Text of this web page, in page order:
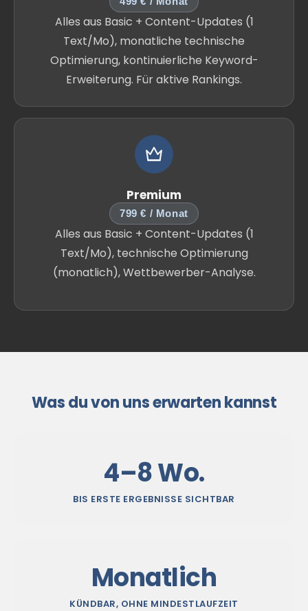
Alles aus Basic + Content-Updates (1
Text/Mo), monatliche technische
Optimierung, kontinuierliche Keyword-
Erweiterung. Für aktive Rankings.
Premium
799 € / Monat
Alles aus Basic + Content-Updates (1
Text/Mo), technische Optimierung
(monatlich), Wettbewerber-Analyse.
Was du von uns erwarten kannst
4–8 Wo.
BIS ERSTE ERGEBNISSE SICHTBAR
Monatlich
KÜNDBAR, OHNE MINDESTLAUFZEIT